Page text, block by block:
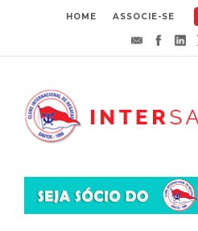
HOME ASSOCIE-SE